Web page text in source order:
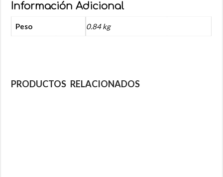
Información Adicional
Peso 0.84 kg
PRODUCTOS RELACIONADOS